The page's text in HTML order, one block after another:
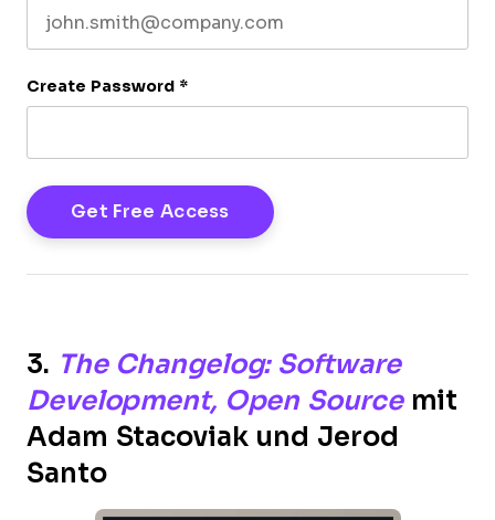
Create Password *
3. The Changelog: Software
Development, Open Source mit
Adam Stacoviak und Jerod
Santo